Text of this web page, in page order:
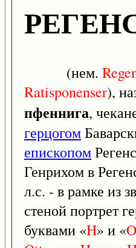
(нем.
Ratisponenser),
пфеннига,
герцогом
епископом
Генрихом в
л.с. - в рамке из
стеной портрет
буквами «H» и «O